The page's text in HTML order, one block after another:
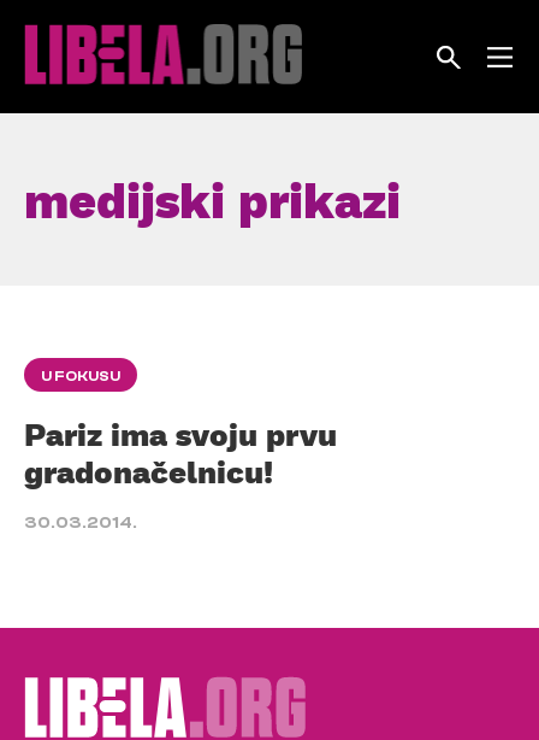
medijski prikazi
U FOKUSU
Pariz ima svoju prvu
gradonačelnicu!
30.03.2014.